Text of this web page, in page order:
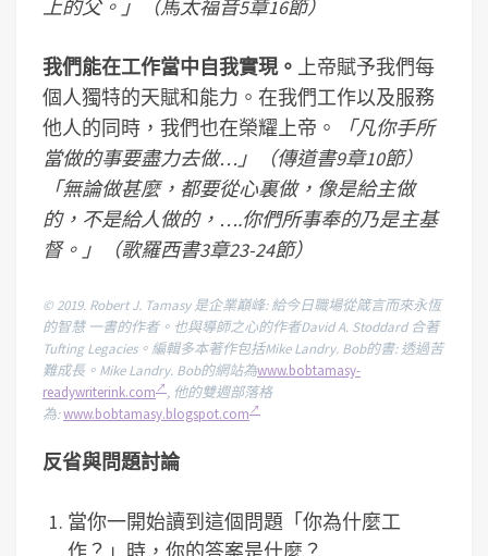
上的父。」（馬太福音5章16節）
我們能在工作當中自我實現。 上帝賦予我們每
個人獨特的天賦和能力。在我們工作以及服務
他人的同時，我們也在榮耀上帝。
「凡你手所
當做的事要盡力去做…」（傳道書9章10節）
「無論做甚麼，都要從心裏做，像是給主做
的，不是給人做的，….你們所事奉的乃是主基
督。」（歌羅西書3章23-24節）
© 2019. Robert J. Tamasy是企業巔峰: 給今日職場從箴言而來永恆
的智慧 一書的作者。也與導師之心的作者David A. Stoddard 合著
Tufting Legacies。編輯多本著作包括Mike Landry. Bob的書: 透過苦
難成長。Mike Landry. Bob的網站為www.bobtamasy-
readywriterink.com
, 他的雙週部落格
為:www.bobtamasy.blogspot.com
反省與問題討論
當你一開始讀到這個問題「你為什麼工
作？」時，你的答案是什麼？